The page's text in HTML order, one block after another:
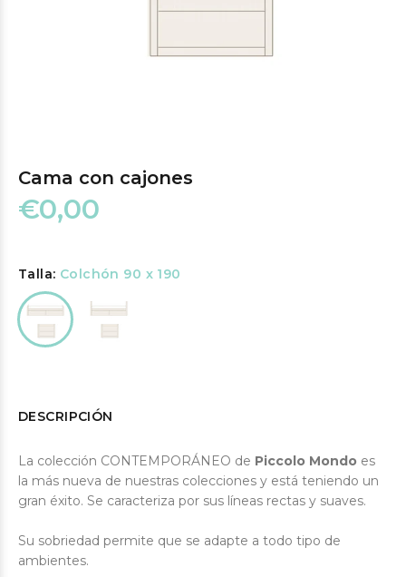
Cama con cajones
€0,00
Talla: Colchón 90 x 190
DESCRIPCIÓN
La colección CONTEMPORÁNEO de Piccolo Mondo es
la más nueva de nuestras colecciones y está teniendo un
gran éxito. Se caracteriza por sus líneas rectas y suaves.
Su sobriedad permite que se adapte a todo tipo de
ambientes.